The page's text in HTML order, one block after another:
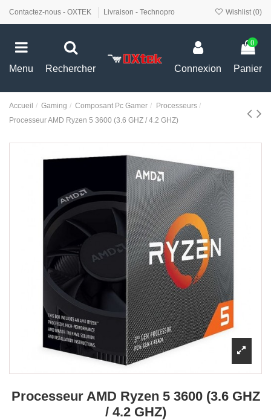
Contactez-nous - OXTEK Livraison - Technopro Wishlist (0)
Menu Rechercher Connexion
0
Panier
Accueil Gaming Composant Pc Gamer
Processeurs
Processeur AMD Ryzen 5 3600 (3.6 GHZ / 4.2 GHZ)
Processeur AMD Ryzen 5 3600 (3.6 GHZ
/ 4.2 GHZ)